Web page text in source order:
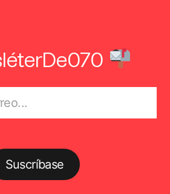
Suscríbase